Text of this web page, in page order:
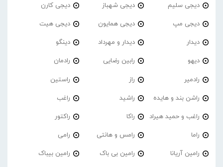
دیجی سلیم دیجی شهباز دیجی کارن
دیجی مپ دیجی همایون دیجی هیت
دیدار دیدار و مهرداد دینگو
دیهو رابین رضایی رادمان
رادمیر راز راستین
راشن بند و هایده راشید راغب
راغب و حمید هیراد راکا راکتور
راما رامس و هانتی رامی
رامین آریانا رامین بی باک رامین بیباک